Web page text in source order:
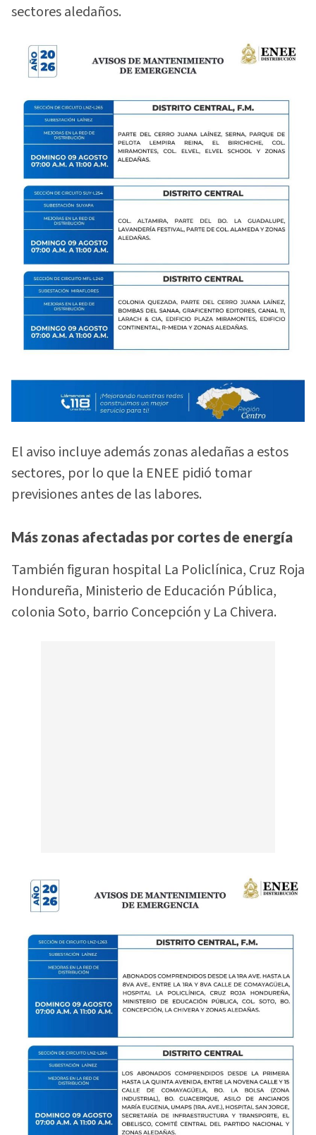
sectores aledaños.
El aviso incluye además zonas aledañas a estos
sectores, por lo que la ENEE pidió tomar
previsiones antes de las labores.
Más zonas afectadas por cortes de energía
También figuran hospital La Policlínica, Cruz Roja
Hondureña, Ministerio de Educación Pública,
colonia Soto, barrio Concepción y La Chivera.